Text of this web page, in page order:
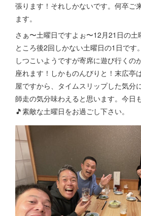
張ります！それしかないです。何卒ご
ます。
さぁ〜土曜日ですよぉ〜12月21日の土
ところ後2回しかない土曜日の1日です
しつこいようですが寄席に遊び行くの
座れます！しかものんびりと！末広亭
屋ですから、タイムスリップした気分
師走の気分味わえると思います。今日
🎵素敵な土曜日をお過ごし下さい。